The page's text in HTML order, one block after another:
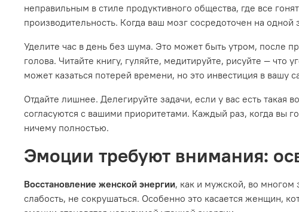
неправильным в стиле продуктивного общества, где все
производительность. Когда ваш мозг сосредоточен на
Уделите час в день без шума. Это может быть утром, после
голова. Читайте книгу, гуляйте, медитируйте, рисуйте — что
может казаться потерей времени, но это инвестиция в вашу
Отдайте лишнее. Делегируйте задачи, если у вас есть
согласуются с вашими приоритетами. Каждый раз, когда вы
ничему полностью.
Эмоции требуют внимания:
Восстановление женской энергии, как и мужской, во многом
слабость, не сокрушаться. Особенно это касается женщин,